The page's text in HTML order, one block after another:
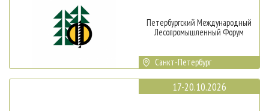
Петербургский Международный
Лесопромышленный Форум
Санкт-Петербург
17-20.10.2026